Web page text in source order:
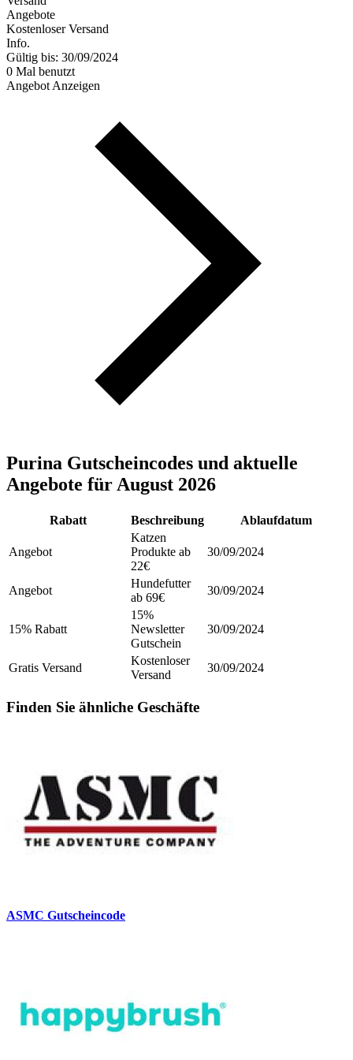
Angebote
Kostenloser Versand
Info.
Gültig bis: 30/09/2024
0 Mal benutzt
Angebot Anzeigen
Purina Gutscheincodes und aktuelle
Angebote für August 2026
Rabatt Beschreibung Ablaufdatum
Angebot
Katzen
Produkte ab
22€
30/09/2024
Angebot
Hundefutter
ab 69€
30/09/2024
15% Rabatt
15%
Newsletter
Gutschein
30/09/2024
Gratis Versand
Kostenloser
Versand
30/09/2024
Finden Sie ähnliche Geschäfte
ASMC Gutscheincode